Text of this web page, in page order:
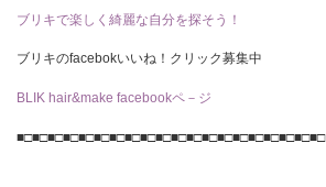
ブリキで楽しく綺麗な自分を探そう！
ブリキのfacebokいいね！クリック募集中
BLIK hair&make facebookペ－ジ
■□■□■□■□■□■□■□■□■□■□■□■□■□■□■□■□■□■□■□■□